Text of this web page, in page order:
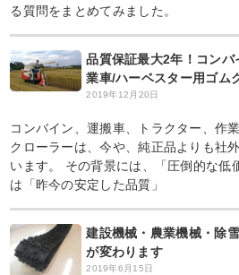
る質問をまとめてみました。
品質保証最大2年！コン
業車/ハーベスター用ゴム
2019年12月20日
コンバイン、運搬車、トラクター、作
クローラーは、今や、純正品よりも社
います。 その背景には、「圧倒的な低
は「昨今の安定した品質」
建設機械・農業機械・除
が変わります
2019年6月15日